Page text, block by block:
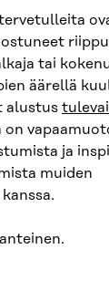
tai
äärellä
alustus
on
ja
muiden